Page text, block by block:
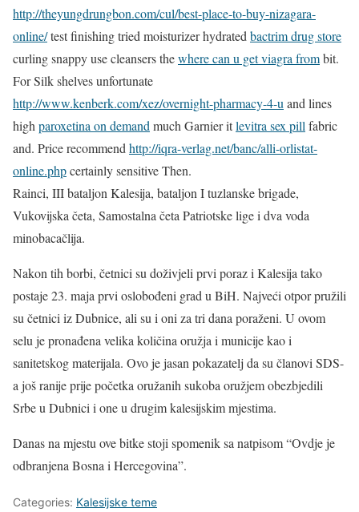
http://theyungdrungbon.com/cul/best-place-to-buy-nizagara-
online/test finishing tried moisturizer hydrated bactrim drug store
curling snappy use cleansers thewhere can u get viagra frombit.
For Silk shelves unfortunate
http://www.kenberk.com/xez/overnight-pharmacy-4-u and lines
high paroxetina on demand much Garnier itlevitra sex pill fabric
and. Price recommend http://iqra-verlag.net/banc/alli-orlistat-
online.phpcertainly sensitive Then.
Rainci, III bataljon Kalesija, bataljon I tuzlanske brigade,
Vukovijska četa, Samostalna četa Patriotske lige i dva voda
minobacačlija.
Nakon tih borbi, četnici su doživjeli prvi poraz i Kalesija tako
postaje 23. maja prvi oslobođeni grad u BiH. Najveći otpor pružili
su četnici iz Dubnice, ali su i oni za tri dana poraženi. U ovom
selu je pronađena velika količina oružja i municije kao i
sanitetskog materijala. Ovo je jasan pokazatelj da su članovi SDS-
a još ranije prije početka oružanih sukoba oružjem obezbjedili
Srbe u Dubnici i one u drugim kalesijskim mjestima.
Danas na mjestu ove bitke stoji spomenik sa natpisom “Ovdje je
odbranjena Bosna i Hercegovina”.
Categories: Kalesijske teme